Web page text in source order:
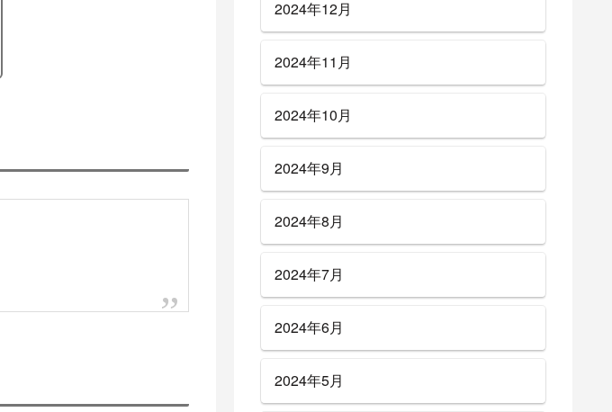
2024年12月
2024年11月
2024年10月
2024年9月
2024年8月
2024年7月
2024年6月
2024年5月